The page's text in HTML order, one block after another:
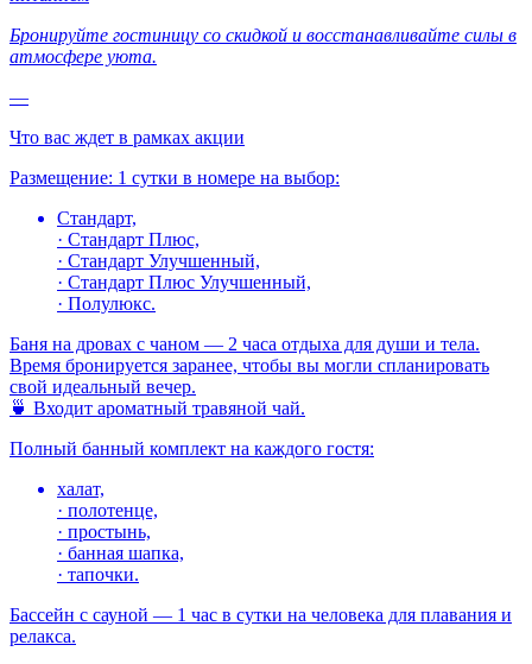
Бронируйте гостиницу со скидкой и восстанавливайте силы в
атмосфере уюта.
—
Что вас ждет в рамках акции
Размещение: 1 сутки в номере на выбор:
Стандарт,
· Стандарт Плюс,
· Стандарт Улучшенный,
· Стандарт Плюс Улучшенный,
· Полулюкс.
Баня на дровах с чаном — 2 часа отдыха для души и тела.
Время бронируется заранее, чтобы вы могли спланировать
свой идеальный вечер.
🍵 Входит ароматный травяной чай.
Полный банный комплект на каждого гостя:
халат,
· полотенце,
· простынь,
· банная шапка,
· тапочки.
Бассейн с сауной — 1 час в сутки на человека для плавания и
релакса.